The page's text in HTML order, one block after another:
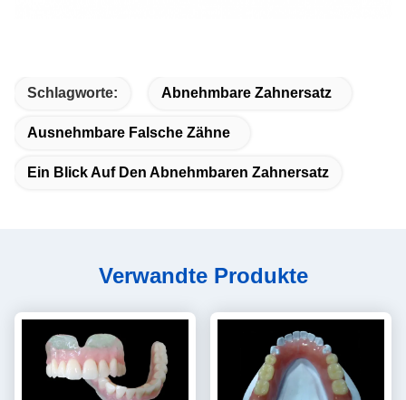
Schlagworte: Abnehmbare Zahnersatz
Ausnehmbare Falsche Zähne
Ein Blick Auf Den Abnehmbaren Zahnersatz
Verwandte Produkte